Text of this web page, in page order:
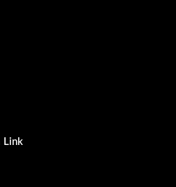
Link